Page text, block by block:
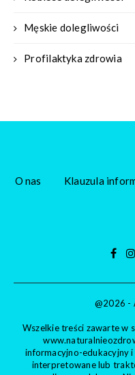
Męskie dolegliwości
Profilaktyka zdrowia
O nas Klauzula
@2026 -
Wszelkie treści zawarte w
informacyjno-edukacyjny
interpretowane lub